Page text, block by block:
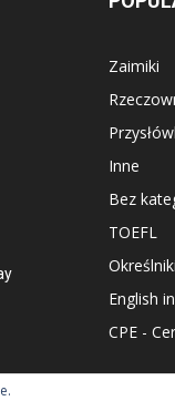
Zaimiki
Inne
Bez
TOEFL
Określniki
English
CPE -